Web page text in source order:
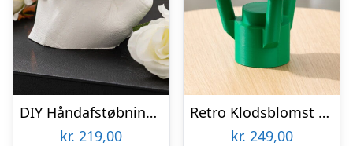
DIY Håndafstøbningskit – Spralla
kr. 219,00
Retro Klodsblomst – Stor
kr. 249,00